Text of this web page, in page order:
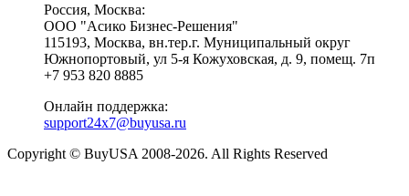
Россия, Москва:
ООО "Асико Бизнес-Решения"
115193, Москва, вн.тер.г. Муниципальный округ
Южнопортовый, ул 5-я Кожуховская, д. 9, помещ. 7п
+7 953 820 8885
Онлайн поддержка:
support24x7@buyusa.ru
Copyright © BuyUSA 2008-2026. All Rights Reserved